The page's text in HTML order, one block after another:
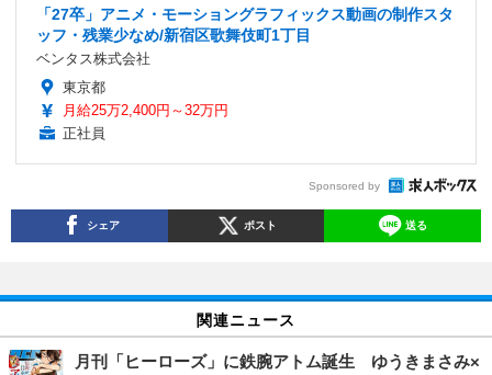
「27卒」アニメ・モーショングラフィックス動画の制作スタ
ッフ・残業少なめ/新宿区歌舞伎町1丁目
ベンタス株式会社
東京都
月給25万2,400円～32万円
正社員
Sponsored by
シェア ポスト 送る
関連ニュース
月刊「ヒーローズ」に鉄腕アトム誕生 ゆうきまさみ×